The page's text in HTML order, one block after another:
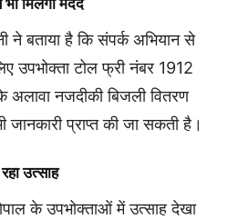
ने बताया है कि संपर्क अभियान से
उपभोक्ता टोल फ्री नंबर 1912
नजदीकी बिजली वितरण
प्राप्त की जा सकती है।
उत्साह
के उपभोक्ताओं में उत्साह देखा